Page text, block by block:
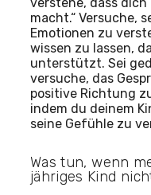
macht.“ Versuche,
Emotionen zu
wissen zu lassen,
unterstützt. Sei
versuche, das
positive Richtung
indem du deinem
seine Gefühle zu
Was tun, wenn
jähriges Kind